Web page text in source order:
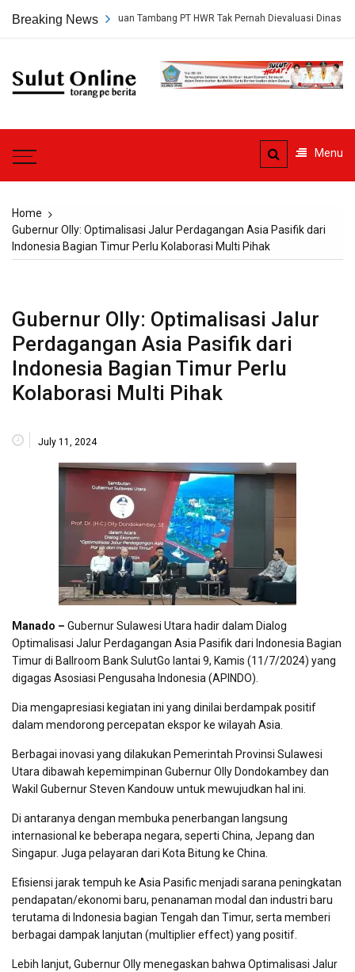
Breaking News
Persetujuan Tambang PT HWR Tak Pernah Dievaluasi Dinas ESDM
Sulut
Menu
Home
Gubernur Olly: Optimalisasi Jalur Perdagangan Asia Pasifik dari
Indonesia Bagian Timur Perlu Kolaborasi Multi Pihak
Gubernur Olly: Optimalisasi Jalur
Perdagangan Asia Pasifik dari
Indonesia Bagian Timur Perlu
Kolaborasi Multi Pihak
July 11, 2024
Manado – Gubernur Sulawesi Utara hadir dalam Dialog
Optimalisasi Jalur Perdagangan Asia Pasifik dari Indonesia Bagian
Timur di Ballroom Bank SulutGo lantai 9, Kamis (11/7/2024) yang
digagas Asosiasi Pengusaha Indonesia (APINDO).
Dia mengapresiasi kegiatan ini yang dinilai berdampak positif
dalam mendorong percepatan ekspor ke wilayah Asia.
Berbagai inovasi yang dilakukan Pemerintah Provinsi Sulawesi
Utara dibawah kepemimpinan Gubernur Olly Dondokambey dan
Wakil Gubernur Steven Kandouw untuk mewujudkan hal ini.
Di antaranya dengan membuka penerbangan langsung
internasional ke beberapa negara, seperti China, Jepang dan
Singapur. Juga pelayaran dari Kota Bitung ke China.
Efisiensi jarak tempuh ke Asia Pasific menjadi sarana peningkatan
pendapatan/ekonomi baru, penanaman modal dan industri baru
terutama di Indonesia bagian Tengah dan Timur, serta memberi
berbagai dampak lanjutan (multiplier effect) yang positif.
Lebih lanjut, Gubernur Olly menegaskan bahwa Optimalisasi Jalur